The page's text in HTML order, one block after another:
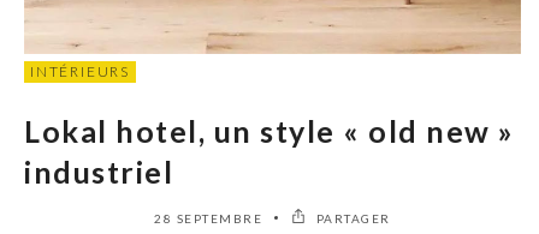
INTÉRIEURS
Lokal hotel, un style « old new »
industriel
28 SEPTEMBRE PARTAGER